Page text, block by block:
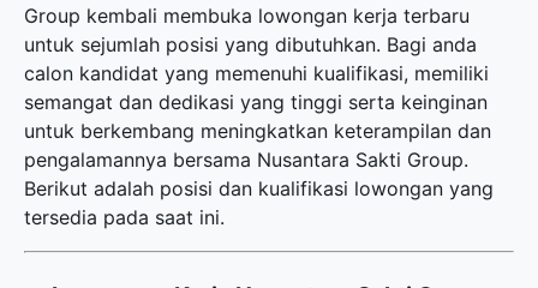
Group kembali membuka lowongan kerja terbaru
untuk sejumlah posisi yang dibutuhkan. Bagi anda
calon kandidat yang memenuhi kualifikasi, memiliki
semangat dan dedikasi yang tinggi serta keinginan
untuk berkembang meningkatkan keterampilan dan
pengalamannya bersama Nusantara Sakti Group.
Berikut adalah posisi dan kualifikasi lowongan yang
tersedia pada saat ini.